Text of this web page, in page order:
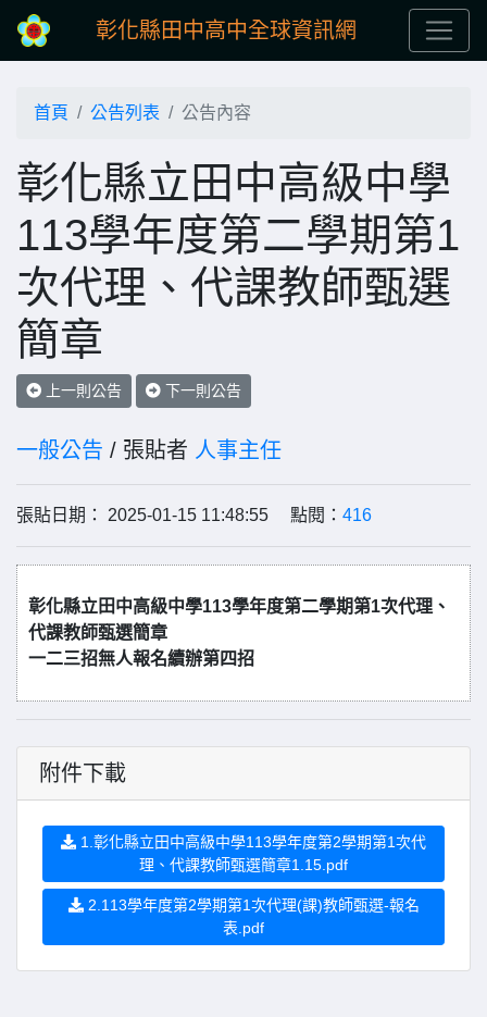
彰化縣田中高中全球資訊網
首頁 公告列表 公告內容
彰化縣立田中高級中學
113學年度第二學期第1
次代理、代課教師甄選
簡章
上一則公告 下一則公告
一般公告 / 張貼者 人事主任
張貼日期： 2025-01-15 11:48:55 點閱： 416
彰化縣立田中高級中學113學年度第二學期第1次代理、
代課教師甄選簡章
一二三招無人報名續辦第四招
附件下載
1.彰化縣立田中高級中學113學年度第2學期第1次代
理、代課教師甄選簡章1.15.pdf
2.113學年度第2學期第1次代理(課)教師甄選-報名
表.pdf